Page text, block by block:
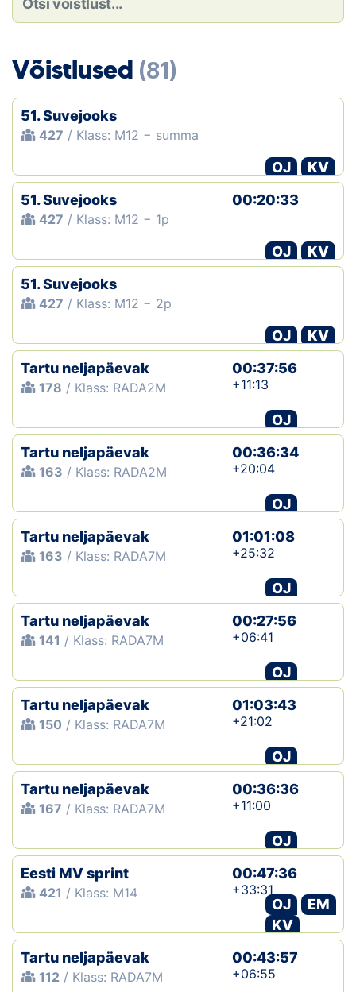
Kaardid
Kalender
Tule klubisse!
Tulemused
Dokumendid
Klubid
Suletud maastikud
Püsirajad
Koolitused
OTSI
Võistlused (81)
51. Suvejooks
427 / Klass: M12 − summa
OJ
KV
51. Suvejooks
427 / Klass: M12 − 1p
00:20:33
OJ
KV
51. Suvejooks
427 / Klass: M12 − 2p
OJ
KV
Tartu neljapäevak
178 / Klass: RADA2M
00:37:56
+11:13
OJ
Tartu neljapäevak
163 / Klass: RADA2M
00:36:34
+20:04
OJ
Tartu neljapäevak
163 / Klass: RADA7M
01:01:08
+25:32
OJ
Tartu neljapäevak
141 / Klass: RADA7M
00:27:56
+06:41
OJ
Tartu neljapäevak
150 / Klass: RADA7M
01:03:43
+21:02
OJ
Tartu neljapäevak
167 / Klass: RADA7M
00:36:36
+11:00
OJ
Eesti MV sprint
421 / Klass: M14
00:47:36
+33:31
OJ
EM
KV
Tartu neljapäevak
112 / Klass: RADA7M
00:43:57
+06:55